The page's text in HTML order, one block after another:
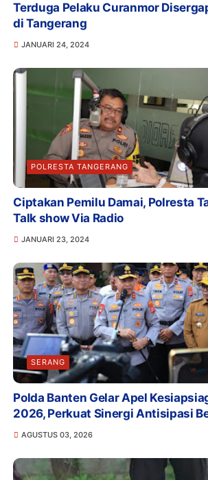
Terduga Pelaku Curanmor
di Tangerang
JANUARI 24, 2024
POLRESTA TANGERANG
Ciptakan Pemilu Damai, Polresta
Talk show Via Radio
JANUARI 23, 2024
SERANG
Polda Banten Gelar Apel
2026, Perkuat Sinergi Antisipasi
AGUSTUS 03, 2026